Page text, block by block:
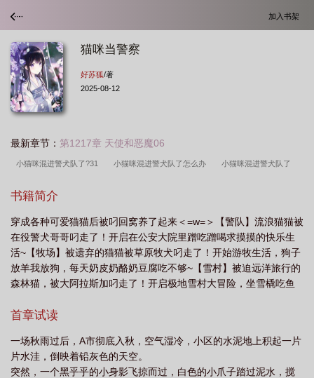
加入书架
猫咪当警察
好苏狐/著
2025-08-12
最新章节： 第1217章 天使和恶魔06
小猫咪混进警犬队了?31 小猫咪混进警犬队了怎么办 小猫咪混进警犬队了
咪 小猫咪混进警犬队了笔趣阁
猫当警察要经过哪些培训 小猫咪混进警犬队了? 好苏狐 小猫咪混进警犬队了?
by 小猫咪混进警犬队了?笔趣阁 小猫咪混进警犬队了?免费阅读 小猫咪混
进警犬队了?百度 小猫咪混进警犬队了在线阅读 小猫咪混进警犬队了笔趣阁最
新章节 小猫咪混进警犬队了?by好苏狐 小猫咪混进警犬队了?作者好苏
警犬队了笔趣阁TXT免费下 小猫咪混进警犬队了? 作者·好苏狐 小猫咪混进警
犬队了? 小猫咪混进警犬队了?好苏狐 小猫咪混进警犬队了? 好苏狐 免
书籍简介
穿成各种可爱猫猫后被叼回窝养了起来＜=w=＞【警队】流浪猫猫被
在役警犬哥哥叼走了！开启在公安大院里蹭吃蹭喝求摸摸的快乐生
活~【牧场】被遗弃的猫猫被草原牧犬叼走了！开始游牧生活，狗子
放羊我放狗，每天奶皮奶酪奶豆腐吃不够~【雪村】被迫远洋旅行的
森林猫，被大阿拉斯加叼走了！开启极地雪村大冒险，坐雪橇吃鱼
兽”叼走了！可恶的变态！我要去告祖师爷扣你功德！动物小短文合
首章试读
一场秋雨过后，A市彻底入秋，空气湿冷，小区的水泥地上积起一片
片水洼，倒映着铅灰色的天空。
突然，一个黑乎乎的小身影飞掠而过，白色的小爪子踏过泥水，搅